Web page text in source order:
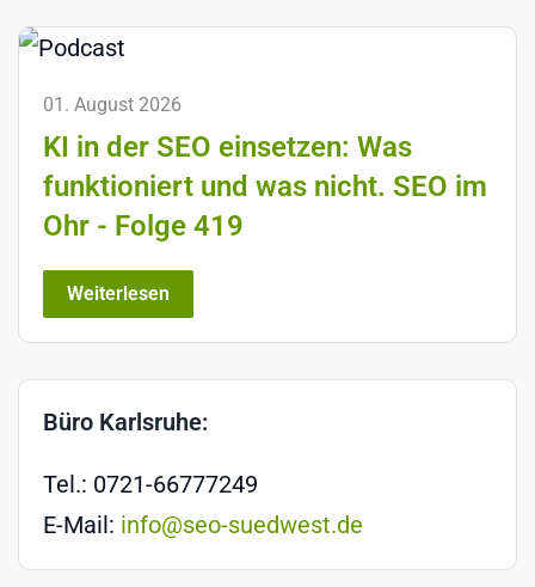
01. August 2026
KI in der SEO einsetzen: Was
funktioniert und was nicht. SEO im
Ohr - Folge 419
Weiterlesen
Büro Karlsruhe:
Tel.: 0721-66777249
E-Mail: info@seo-suedwest.de